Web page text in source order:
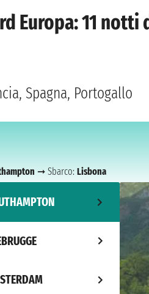
Europa: 11
Spagna, Portogallo
➞ Sbarco: Lisbona